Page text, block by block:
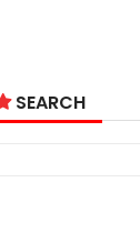
SEARCH